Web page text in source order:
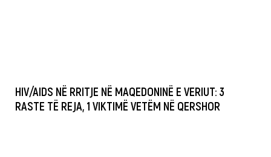
HIV/AIDS NË RRITJE NË MAQEDONINË E VERIUT: 3
RASTE TË REJA, 1 VIKTIMË VETËM NË QERSHOR